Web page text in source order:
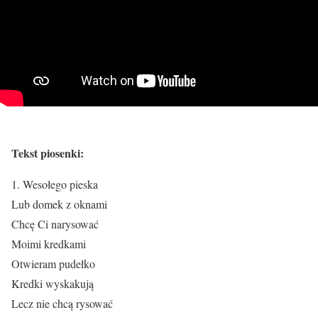
Tekst piosenki:
1. Wesołego pieska
Lub domek z oknami
Chcę Ci narysować
Moimi kredkami
Otwieram pudełko
Kredki wyskakują
Lecz nie chcą rysować